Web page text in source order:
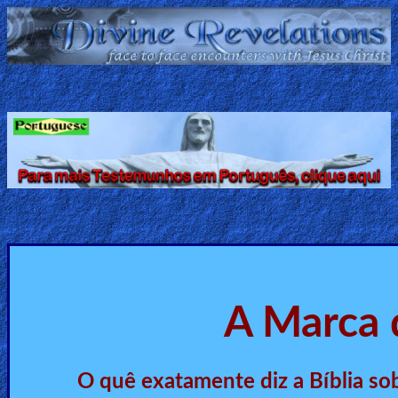
Home:
Mobile
Home: Original Style
ðŸ”
Search
Netflix
A Marca
O quê exatamente diz a Bíblia